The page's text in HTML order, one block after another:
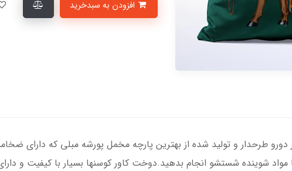
دورو طرحدار و تولید شده از بهترین پارچه مخمل پورشه مبلی که دارای
مواد شوینده شستشو انجام بدهید.دوخت کاور کوسنها بسیار با کیفیت و